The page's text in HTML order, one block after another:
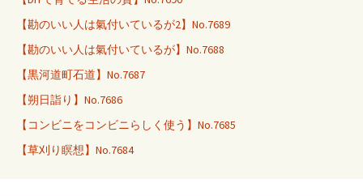
【勘のいい人は氣付いているが2】No.7689
【勘のいい人は氣付いているが】No.7688
【黒河道町石道】No.7687
【朔日詣り】No.7686
【コンビニをコンビニらしく使う】No.7685
【草刈り瞑想】No.7684